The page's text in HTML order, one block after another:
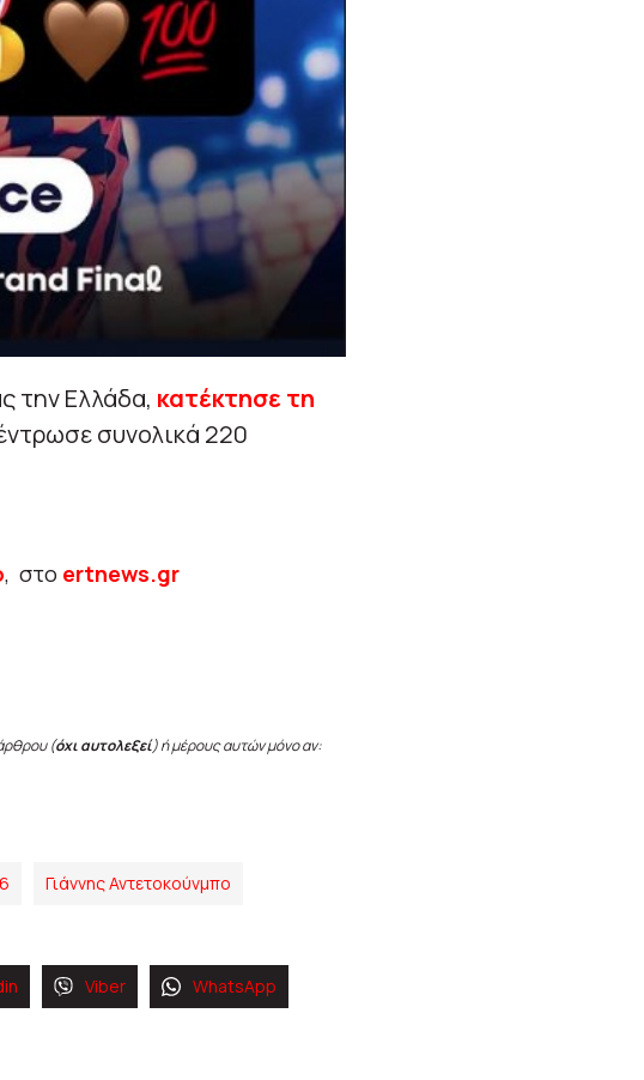
την Ελλάδα, κατέκτησε τη
συνολικά 220
, στο ertnews.gr
(όχι αυτολεξεί) ή μέρους αυτών μόνο αν:
Γιάννης Αντετοκούνμπο
Viber WhatsApp